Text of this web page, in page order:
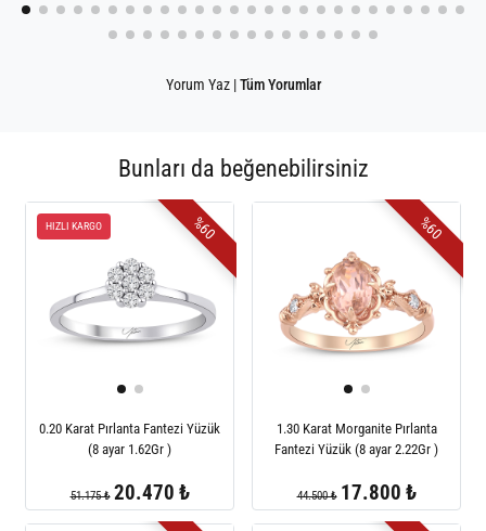
Yorum Yaz | Tüm Yorumlar
Bunları da beğenebilirsiniz
HIZLI KARGO %60
0.20 Karat Pırlanta Fantezi Yüzük
(8 ayar 1.62Gr )
51.175 ₺ 20.470 ₺
%60
1.30 Karat Morganite Pırlanta
Fantezi Yüzük (8 ayar 2.22Gr )
44.500 ₺ 17.800 ₺